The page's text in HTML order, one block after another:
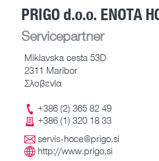
PRIGO d.o.o. ENOTA
Servicepartner
Miklavska cesta 53D
2311 Maribor
Σλοβενία
+386 (2) 365 82 49
+386 (1) 320 18 33
servis-hoce@prigo.si
http://www.prigo.si